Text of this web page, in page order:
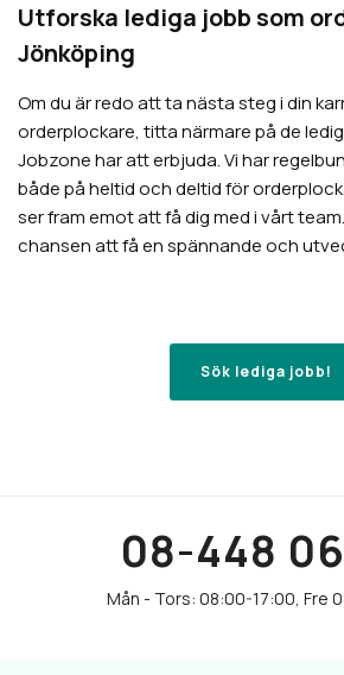
Utforska lediga jobb som
Jönköping
Om du är redo att ta nästa steg i din
orderplockare, titta närmare på de
Jobzone har att erbjuda. Vi har
både på heltid och deltid för
ser fram emot att få dig med i vårt
chansen att få en spännande och
Sök lediga jobb!
08-448